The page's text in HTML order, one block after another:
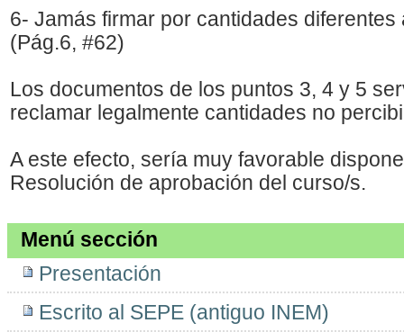
6- Jamás firmar por cantidades diferentes
(Pág.6, #62)
Los documentos de los puntos 3, 4 y 5
reclamar legalmente cantidades no
A este efecto, sería muy favorable
Resolución de aprobación del curso/s.
Menú sección
Presentación
Escrito al SEPE (antiguo INEM)